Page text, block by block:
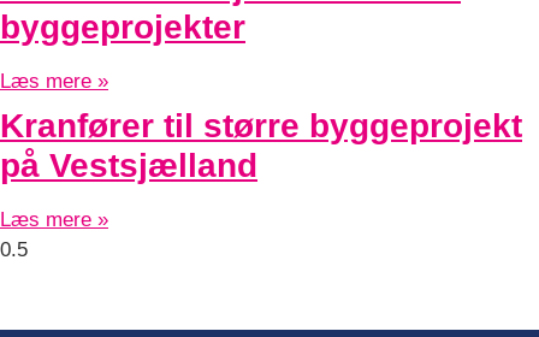
byggeprojekter
Læs mere »
Kranfører til større byggeprojekt
på Vestsjælland
Læs mere »